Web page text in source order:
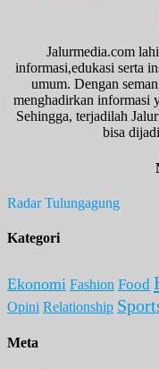
Jalurmedia.com
informasi,edukasi serta
umum. Dengan
menghadirkan informasi
Sehingga, terjadilah
bisa
Radar Tulungagung
Kategori
Ekonomi Fashion Food
Opini Relationship
Meta